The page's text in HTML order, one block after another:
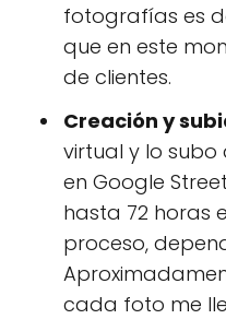
fotografías es
que en este
de clientes.
Creación y
virtual y lo
en Google
hasta 72 horas
proceso,
cada foto me